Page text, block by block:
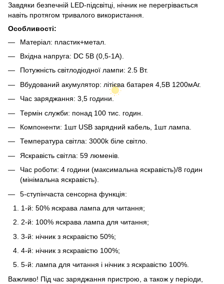
Завдяки безпечній LED-підсвітці, нічник не перегрівається
навіть протягом тривалого використання.
Особливості:
Матеріал: пластик+метал.
Вхідна напруга: DC 5B (0,5-1A).
Потужність світлодіодної лампи: 2.5 Вт.
Вбудований акумулятор: літієва батарея 4,5В 1200мАг.
Час заряджання: 3,5 години.
Термін служби: понад 100 тис. годин.
Компоненти: 1шт USB зарядний кабель, 1шт лампа.
Температура світла: 3000k біле світло.
Яскравість світла: 59 люменів.
Час роботи: 4 години (максимальна яскравість)/8 годин
(мінімальна яскравість).
5-ступінчаста сенсорна функція:
1-й: 50% яскрава лампа для читання;
2-й: 100% яскрава лампа для читання;
3-й: нічник з яскравістю 50%;
4-й: нічник з яскравістю 100%;
5-й: лампа для читання і нічник з яскравістю 100%.
Важливо! Під час заряджання пристрою, а також у періоди,